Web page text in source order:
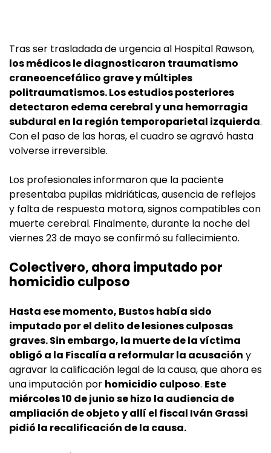
Tras ser trasladada de urgencia al Hospital Rawson,
los médicos le diagnosticaron traumatismo
craneoencefálico grave y múltiples
politraumatismos. Los estudios posteriores
detectaron edema cerebral y una hemorragia
subdural en la región temporoparietal izquierda.
Con el paso de las horas, el cuadro se agravó hasta
volverse irreversible.
Los profesionales informaron que la paciente
presentaba pupilas midriáticas, ausencia de reflejos
y falta de respuesta motora, signos compatibles con
muerte cerebral. Finalmente, durante la noche del
viernes 23 de mayo se confirmó su fallecimiento.
Colectivero, ahora imputado por
homicidio culposo
Hasta ese momento, Bustos había sido
imputado por el delito de lesiones culposas
graves. Sin embargo, la muerte de la víctima
obligó a la Fiscalía a reformular la acusación y
agravar la calificación legal de la causa, que ahora es
una imputación por homicidio culposo. Este
miércoles 10 de junio se hizo la audiencia de
ampliación de objeto y allí el fiscal Iván Grassi
pidió la recalificación de la causa.